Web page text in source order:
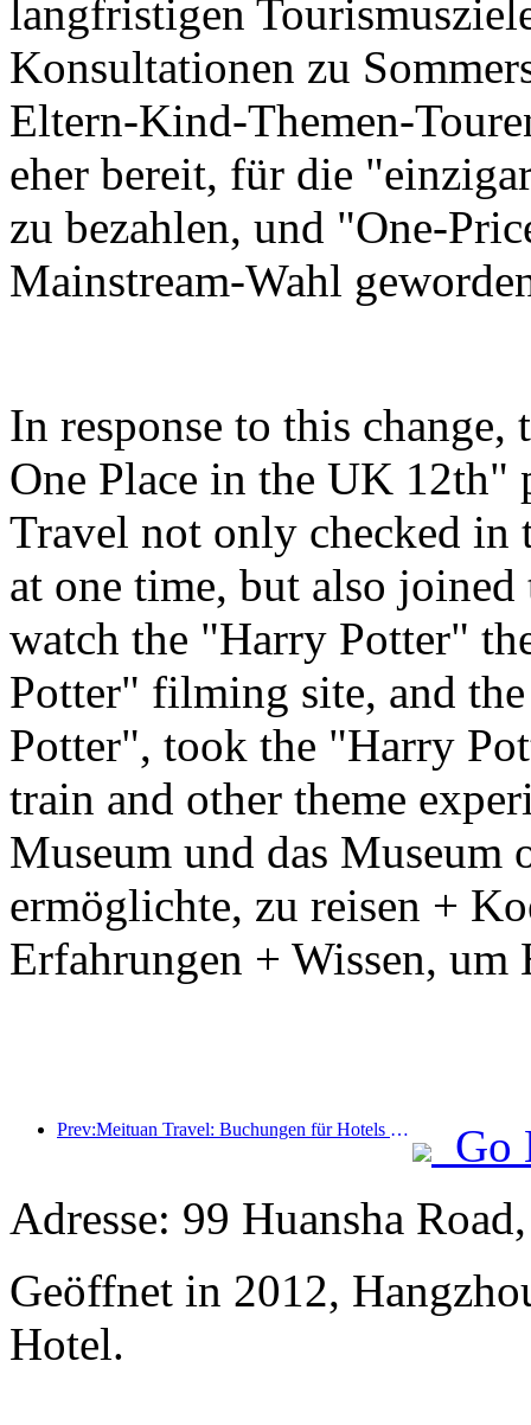
langfristigen
Konsultationen zu
Eltern-Kind-Themen-
eher bereit, für die
zu bezahlen, und "One-
Mainstream-Wahl
In response to this
One Place in the UK
Travel not only checked in
at one time, but also
watch the "Harry Potter"
Potter" filming site, and
Potter", took the "Harry
train and other theme
Museum und das Museum
ermöglichte, zu reisen +
Erfahrungen + Wissen, um
Prev:Meituan Travel: Buchungen für Hotels mit hohen Sternen in Landkreisen während des Drachenbootfestes sind heiß, wobei Familien mit Kindern die Hauptkraft sind
Go
Adresse: 99 Huansha
Geöffnet in 2012,
Hotel.